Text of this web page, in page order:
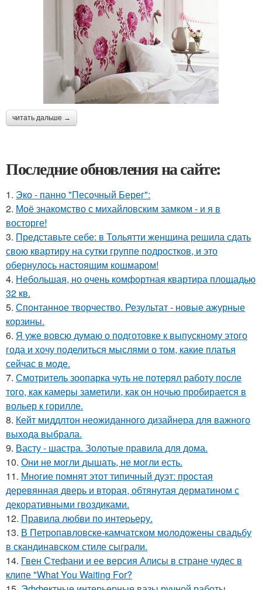
читать дальше →
Последние обновления на сайте:
1. Эко - панно "Песочный Берег":
2. Моё знакомство с михайловским замком - и я в
восторге!
3. Представьте себе: в Тольятти женщина решила сдать
свою квартиру на сутки группе подростков, и это
обернулось настоящим кошмаром!
4. Небольшая, но очень комфортная квартира площадью
32 кв.
5. Спонтанное творчество. Результат - новые ажурные
корзины.
6. Я уже вовсю думаю о подготовке к выпускному этого
года и хочу поделиться мыслями о том, какие платья
сейчас в моде.
7. Смотритель зоопарка чуть не потерял работу после
того, как камеры заметили, как он ночью пробирается в
вольер к горилле.
8. Кейт миддлтон неожиданного дизайнера для важного
выхода выбрала.
9. Васту - шастра. Золотые правила для дома.
10. Они не могли дышать, не могли есть.
11. Многие помнят этот типичный дуэт: простая
деревянная дверь и вторая, обтянутая дерматином с
декоративными гвоздиками.
12. Правила любви по интеpьеpу.
13. В Петропавловске-камчатском молодожены свадьбу
в скандинавском стиле сыграли.
14. Гвен Стефани и ее версия Алисы в стране чудес в
клипе "What You Waiting For?